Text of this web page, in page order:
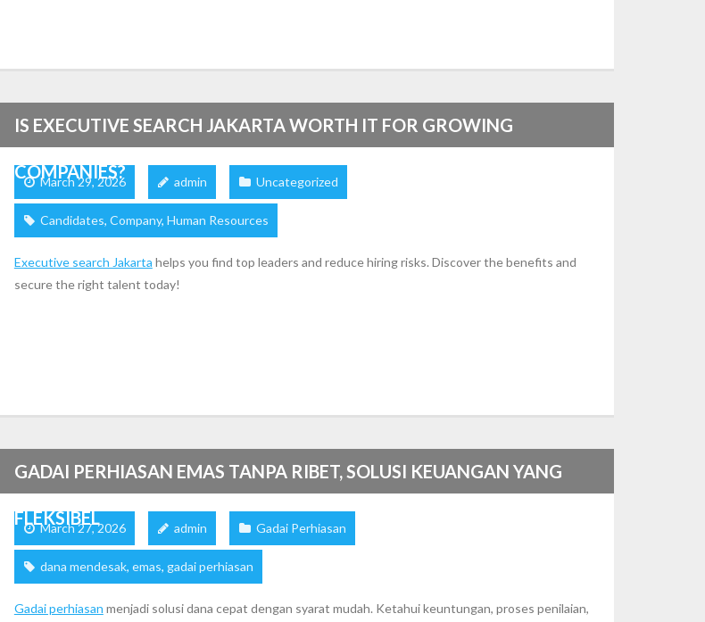
IS EXECUTIVE SEARCH JAKARTA WORTH IT FOR GROWING
COMPANIES?
March 29, 2026 admin Uncategorized
Candidates, Company, Human Resources
Executive search Jakarta helps you find top leaders and reduce hiring risks. Discover the benefits and
secure the right talent today!
GADAI PERHIASAN EMAS TANPA RIBET, SOLUSI KEUANGAN YANG
FLEKSIBEL
March 27, 2026 admin Gadai Perhiasan
dana mendesak, emas, gadai perhiasan
Gadai perhiasan menjadi solusi dana cepat dengan syarat mudah. Ketahui keuntungan, proses penilaian,